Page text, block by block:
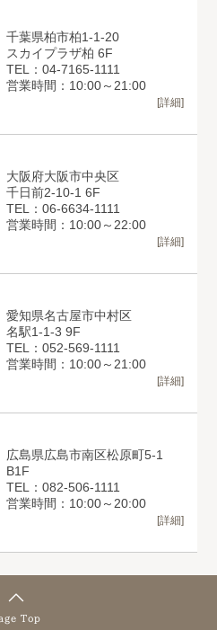
千葉県柏市柏1-1-20
スカイプラザ柏 6F
TEL：04-7165-1111
営業時間：10:00～21:00
[詳細]
大阪府大阪市中央区
千日前2-10-1 6F
TEL：06-6634-1111
営業時間：10:00～22:00
[詳細]
愛知県名古屋市中村区
名駅1-1-3 9F
TEL：052-569-1111
営業時間：10:00～21:00
[詳細]
広島県広島市南区松原町5-1
B1F
TEL：082-506-1111
営業時間：10:00～20:00
[詳細]
Top